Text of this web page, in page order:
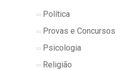
Política
Provas e Concursos
Psicologia
Religião